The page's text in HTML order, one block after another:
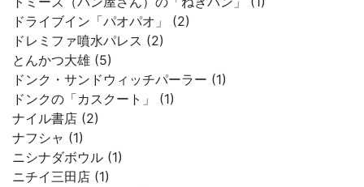
ドライブイン「パオパオ」 (2)
ドレミファ噴水パレス (2)
とんかつ大雄 (5)
ドンク・サンドウィッチパーラー (1)
ドンクの「カスクート」 (1)
ナイル書店 (2)
ナフシャ (1)
ニシナダボウル (1)
ニチイ三田店 (1)